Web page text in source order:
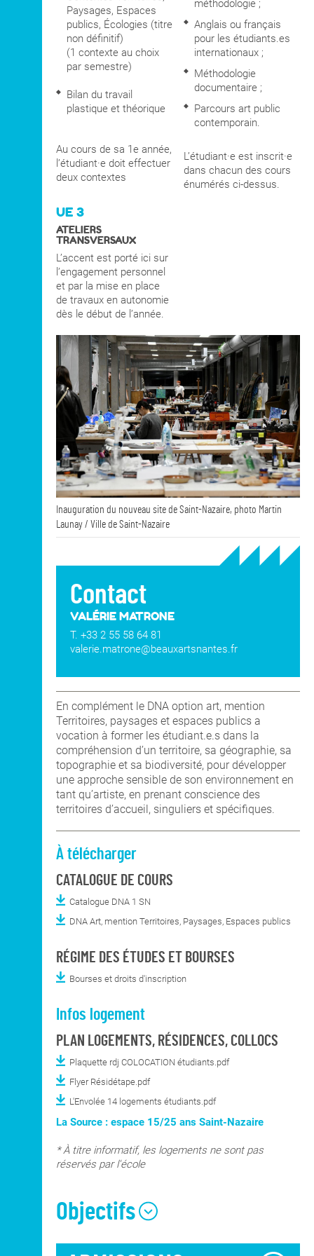
Vendredi
1er
mai 2026
Vendredi 8 mai 2026
Jeudi 14 mai 2026
Lundi 25 mai 2026
Lundi 9 juin 2025
Paysages, Espaces
publics, Écologies (titre
non définitif)
(1 contexte au choix
par semestre)
Bilan du travail
plastique et théorique
Au cours de sa 1e année,
l’étudiant·e doit effectuer
deux contextes
UE 3
ATELIERS
TRANSVERSAUX
L’accent est porté ici sur
l’engagement personnel
et par la mise en place
de travaux en autonomie
dès le début de l’année.
méthodologie ;
Anglais ou français
pour les étudiants.es
internationaux ;
Méthodologie
documentaire ;
Parcours art public
contemporain.
L’étudiant·e est inscrit·e
dans chacun des cours
énumérés ci-dessus.
Inauguration du nouveau site de Saint-Nazaire, photo Martin
Launay / Ville de Saint-Nazaire
Contact
VALÉRIE MATRONE
T. +33 2 55 58 64 81
valerie.matrone@beauxartsnantes.fr
En complément le DNA option art, mention
Territoires, paysages et espaces publics a
vocation à former les étudiant.e.s dans la
compréhension d’un territoire, sa géographie, sa
topographie et sa biodiversité, pour développer
une approche sensible de son environnement en
tant qu’artiste, en prenant conscience des
territoires d’accueil, singuliers et spécifiques.
À télécharger
CATALOGUE DE COURS
Catalogue DNA 1 SN
DNA Art, mention Territoires, Paysages, Espaces publics
RÉGIME DES ÉTUDES ET BOURSES
Bourses et droits d'inscription
Infos logement
PLAN LOGEMENTS, RÉSIDENCES, COLLOCS
Plaquette rdj COLOCATION étudiants.pdf
Flyer Résidétape.pdf
L'Envolée 14 logements étudiants.pdf
La Source : espace 15/25 ans Saint-Nazaire
* À titre informatif, les logements ne sont pas
réservés par l'école
Objectifs